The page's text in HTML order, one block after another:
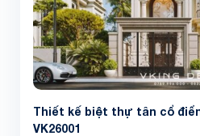
Thiết kế biệt thự tân cổ
VK26001